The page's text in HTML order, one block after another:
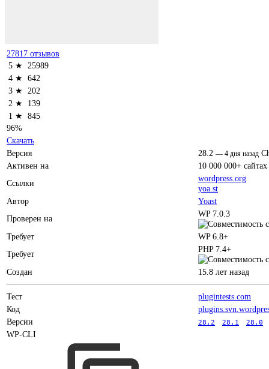
27817 отзывов
5 ★
25989
4 ★ 642
3 ★
202
2 ★
139
1 ★ 845
96%
Скачать
Версия
28.2 — 4 дня назад
Активен на
10 000 000+ сайтах
Ссылки
wordpress.org
yoa.st
Автор
Yoast
Проверен на
WP 7.0.3
Требует
WP 6.8+
Требует
PHP 7.4+
Создан 15.8 лет назад
Тест
plugintests.com
Код
Версии
28.2 28.1 28.0
WP-CLI